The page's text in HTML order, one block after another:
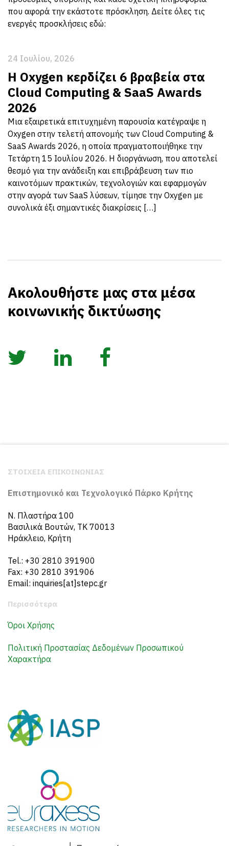
που αφορά την εκάστοτε πρόσκληση. Δείτε όλες τις
ενεργές προσκλήσεις εδώ:
24 Ιουλίου, 2026
Η Oxygen κερδίζει 6 βραβεία στα
Cloud Computing & SaaS Awards
2026
Μια εξαιρετικά επιτυχημένη παρουσία κατέγραψε η
Oxygen στην τελετή απονομής των Cloud Computing &
SaaS Awards 2026, η οποία πραγματοποιήθηκε την
Τετάρτη 15 Ιουλίου 2026. Η διοργάνωση, που αποτελεί
θεσμό για την ανάδειξη και επιβράβευση των πιο
καινοτόμων πρακτικών, τεχνολογιών και εφαρμογών
στην αγορά των SaaS λύσεων, τίμησε την Oxygen με
συνολικά έξι σημαντικές διακρίσεις […]
Ακολουθήστε μας στα μέσα
κοινωνικής δικτύωσης
ΣΤΟΙΧΕΙΑ ΕΠΙΚΟΙΝΩΝΙΑΣ
Επιστημονικό και Τεχνολογικό Πάρκο Κρήτης
N. Πλαστήρα 100
Βασιλικά Βουτών, ΤΚ 70013
Ηράκλειο, Κρήτη
Tel.: +30 2810 391900
Fax: +30 2810 391906
Email: inquiries[at]stepc.gr
Περισσότερα
Όροι Χρήσης
Πολιτική Προστασίας Δεδομένων Προσωπικού
Χαρακτήρα